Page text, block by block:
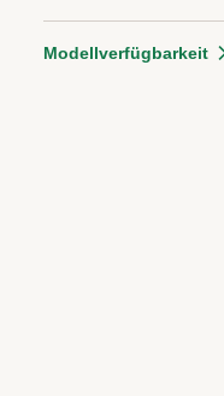
Modellverfügbarkeit